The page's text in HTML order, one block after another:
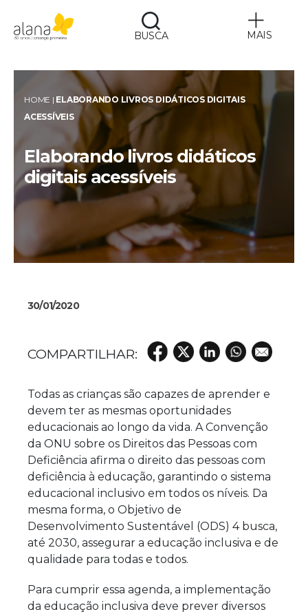
BUSCA MAIS
HOME | ELABORANDO LIVROS DIDÁTICOS DIGITAIS
ACESSÍVEIS
Elaborando livros didáticos
digitais acessíveis
30/01/2020
Todas as crianças são capazes de aprender e
devem ter as mesmas oportunidades
educacionais ao longo da vida. A Convenção
da ONU sobre os Direitos das Pessoas com
Deficiência afirma o direito das pessoas com
deficiência à educação, garantindo o sistema
educacional inclusivo em todos os níveis. Da
mesma forma, o Objetivo de
Desenvolvimento Sustentável (ODS) 4 busca,
até 2030, assegurar a educação inclusiva e de
qualidade para todas e todos.
Para cumprir essa agenda, a implementação
da educação inclusiva deve prever diversos